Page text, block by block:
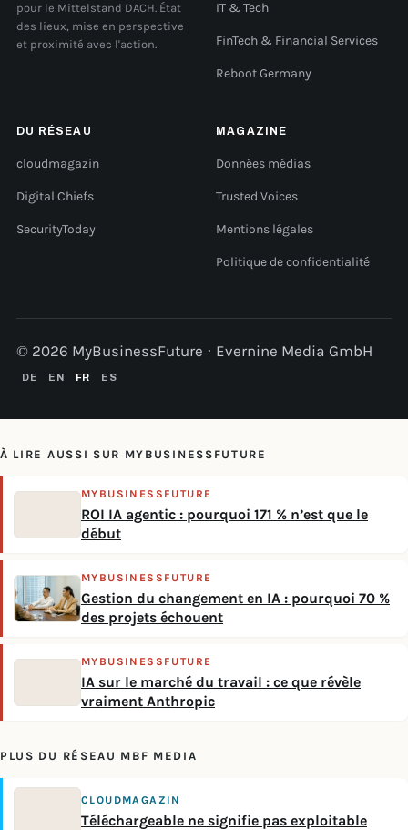
pour le Mittelstand DACH. État
des lieux, mise en perspective
et proximité avec l'action.
IT & Tech
FinTech & Financial Services
Reboot Germany
DU RÉSEAU
cloudmagazin
Digital Chiefs
SecurityToday
MAGAZINE
Données médias
Trusted Voices
Mentions légales
Politique de confidentialité
© 2026 MyBusinessFuture · Evernine Media GmbH
DE EN FR ES
À LIRE AUSSI SUR MYBUSINESSFUTURE
MYBUSINESSFUTURE
ROI IA agentic : pourquoi 171 % n’est que le
début
MYBUSINESSFUTURE
Gestion du changement en IA : pourquoi 70 %
des projets échouent
MYBUSINESSFUTURE
IA sur le marché du travail : ce que révèle
vraiment Anthropic
PLUS DU RÉSEAU MBF MEDIA
CLOUDMAGAZIN
Téléchargeable ne signifie pas exploitable